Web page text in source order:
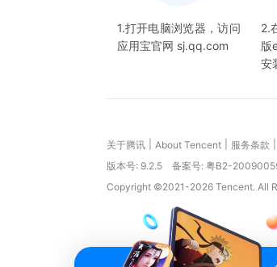
1.打开电脑浏览器，访问
应用宝官网 sj.qq.com
2.
版
安
关于腾讯 About Tencent 服务条款
版本号: 9.2.5 备案号: 粤B2-
Copyright ©2021-2026 Tencent. All